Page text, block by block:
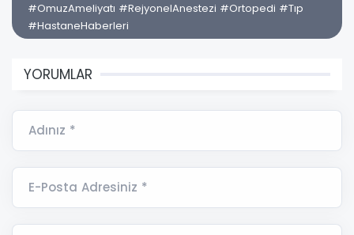
#OmuzAmeliyatı #RejyonelAnestezi #Ortopedi #Tıp
#HastaneHaberleri
YORUMLAR
Adınız *
E-Posta Adresiniz *